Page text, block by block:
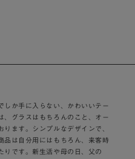
しか手に入らない、かわいいテー
、グラスはもちろんのこと、オー
ます。シンプルなデザインで、
品は自分用にはもちろん、来客時
りです。新生活や母の日、父の